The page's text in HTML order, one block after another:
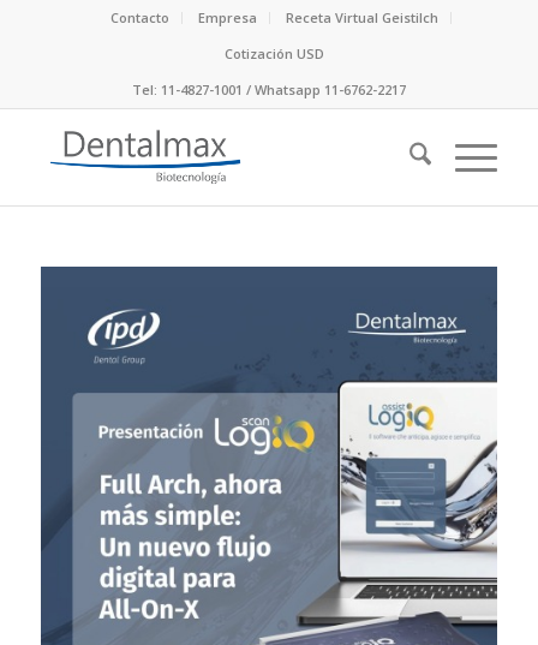
Contacto Empresa
Receta Virtual Geistilch
Cotización USD
Tel: 11-4827-1001 / Whatsapp 11-6762-2217